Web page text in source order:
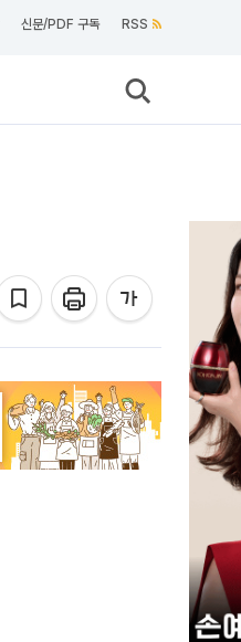
신문/PDF 구독 RSS